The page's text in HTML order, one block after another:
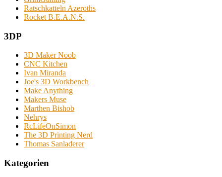
Ratschkatteln Azeroths
Rocket B.E.A.N.S.
3DP
3D Maker Noob
CNC Kitchen
Ivan Miranda
Joe's 3D Workbench
Make Anything
Makers Muse
Marthen Bishob
Nehrys
RcLifeOnSimon
The 3D Printing Nerd
Thomas Sanladerer
Kategorien